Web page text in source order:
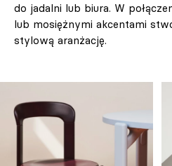
do jadalni lub biura. W
lub mosiężnymi akcentami
stylową aranżację.